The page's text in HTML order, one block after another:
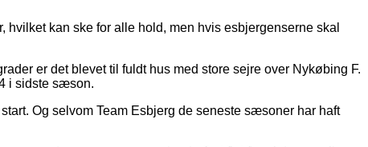
kan ske for alle hold, men hvis esbjergenserne skal
er det blevet til fuldt hus med store sejre over Nykøbing F.
i sidste sæson.
Og selvom Team Esbjerg de seneste sæsoner har haft